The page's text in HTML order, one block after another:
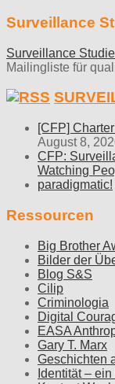
Surveillance
Surveillance
Mailingliste für
[CFP]
August 8,
CFP:
Watching
paradigmatic!
Ressourcen
Big Brother
Bilder der
Blog S&S
Cilip
Criminologia
Digital
EASA
Gary T. Marx
Geschichten
Identität –